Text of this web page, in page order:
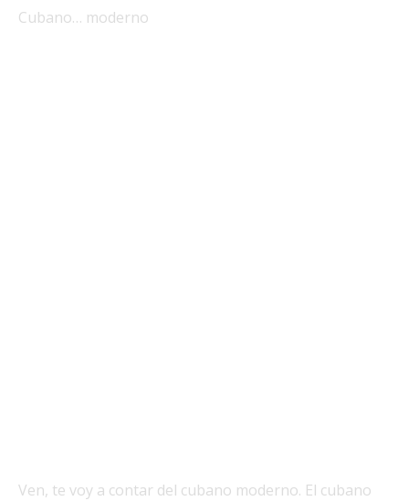
Cubano… moderno
Ven, te voy a contar del cubano moderno. El cubano